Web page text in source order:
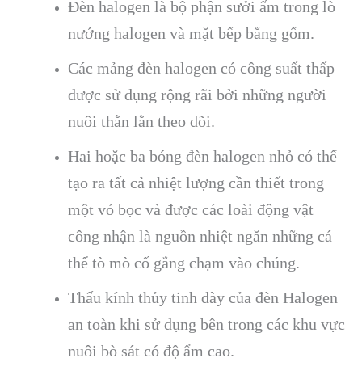
Đèn halogen là bộ phận sưởi ấm trong lò
nướng halogen và mặt bếp bằng gốm.
Các mảng đèn halogen có công suất thấp
được sử dụng rộng rãi bởi những người
nuôi thằn lằn theo dõi.
Hai hoặc ba bóng đèn halogen nhỏ có thể
tạo ra tất cả nhiệt lượng cần thiết trong
một vỏ bọc và được các loài động vật
công nhận là nguồn nhiệt ngăn những cá
thể tò mò cố gắng chạm vào chúng.
Thấu kính thủy tinh dày của đèn Halogen
an toàn khi sử dụng bên trong các khu vực
nuôi bò sát có độ ẩm cao.